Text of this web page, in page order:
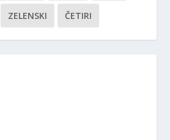
ZELENSKI ČETIRI